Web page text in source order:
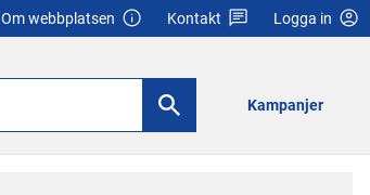
Om webbplatsen Kontakt Logga in
Kampanjer